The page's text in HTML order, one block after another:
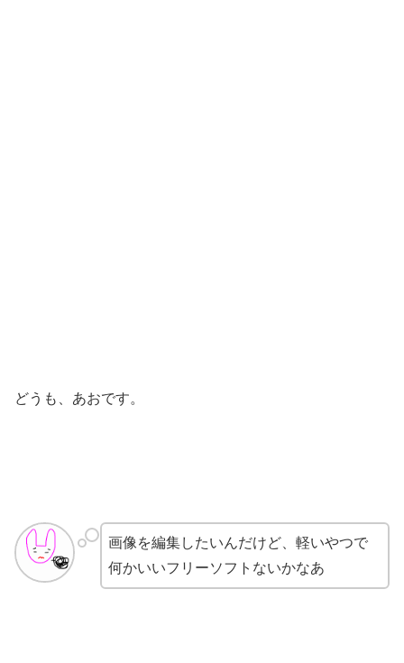
どうも、あおです。
画像を編集したいんだけど、軽いやつで
何かいいフリーソフトないかなあ